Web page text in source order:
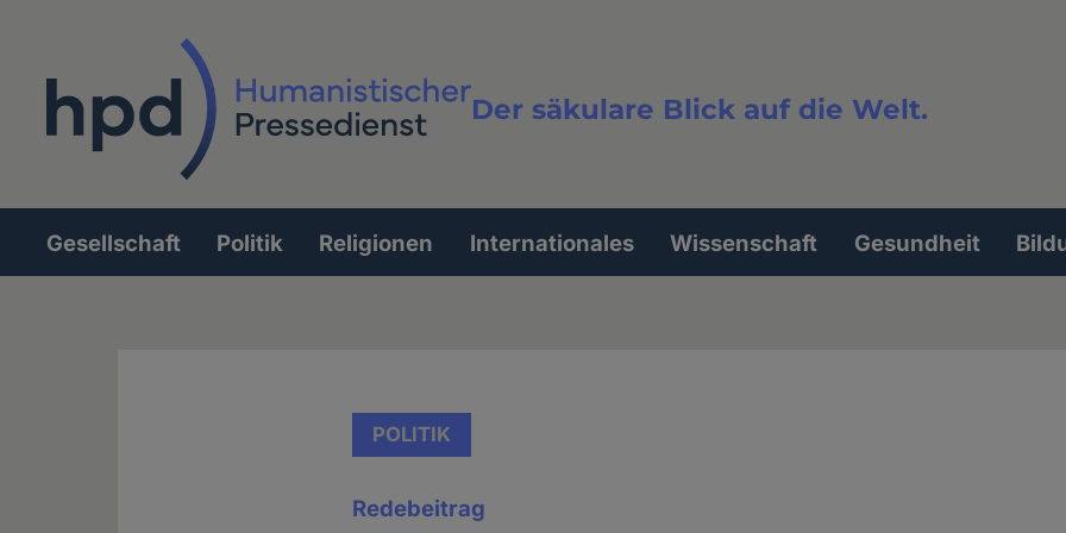
Der säkulare Blick auf die Welt.
Volltextsuche
Hauptnavigation
Gesellschaft Politik Religionen Internationales Wissenschaft Gesundheit
POLITIK
Redebeitrag